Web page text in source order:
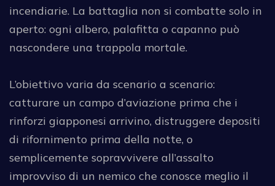
incendiarie. La battaglia non si combatte solo in
aperto: ogni albero, palafitta o capanno può
nascondere una trappola mortale.
L’obiettivo varia da scenario a scenario:
catturare un campo d’aviazione prima che i
rinforzi giapponesi arrivino, distruggere depositi
di rifornimento prima della notte, o
semplicemente sopravvivere all’assalto
improvviso di un nemico che conosce meglio il